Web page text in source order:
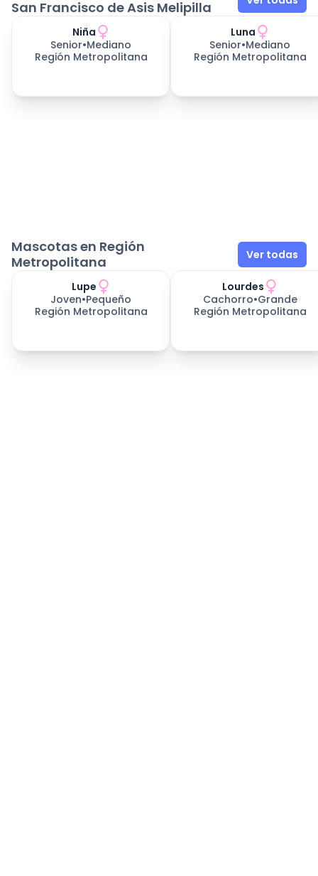
San Francisco de Asis Melipilla
Niña
Senior•Mediano
Región Metropolitana
Luna
Senior•Mediano
Región Metropolitana
Mascotas en Región
Metropolitana
Ver todas
Lupe
Joven•Pequeño
Región Metropolitana
Lourdes
Cachorro•Grande
Región Metropolitana